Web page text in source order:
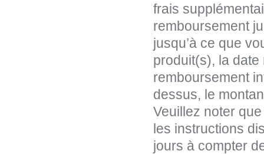
frais
remboursement
jusqu’à ce que
produit(s), la
remboursement
dessus, le
Veuillez noter
les instructions
jours à compter